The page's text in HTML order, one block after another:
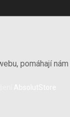
pomáhají